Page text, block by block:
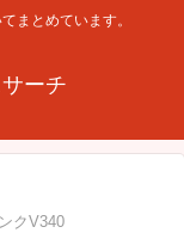
まとめています。
ーチ
クV340